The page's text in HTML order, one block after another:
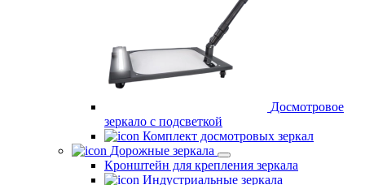
Досмотровое
зеркало с подсветкой
Комплект досмотровых зеркал
Дорожные зеркала
Кронштейн для крепления зеркала
Индустриальные зеркала